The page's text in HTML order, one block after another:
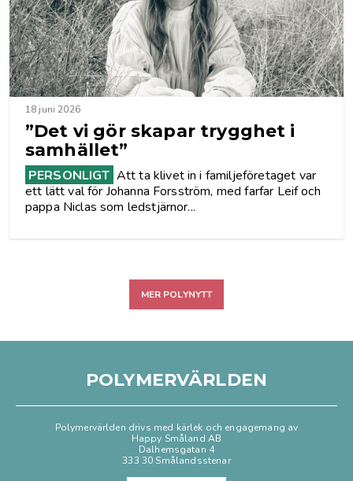
18 juni 2026
”Det vi gör skapar trygghet i
samhället”
PERSONLIGT Att ta klivet in i familjeföretaget var
ett lätt val för Johanna Forsström, med farfar Leif och
pappa Niclas som ledstjärnor...
MER POLYNYTT
POLYMERVÄRLDEN
Polymervärlden drivs med kärlek och engagemang av
Happy Småland AB
Dalhemsgatan 4
333 30 Smålandsstenar